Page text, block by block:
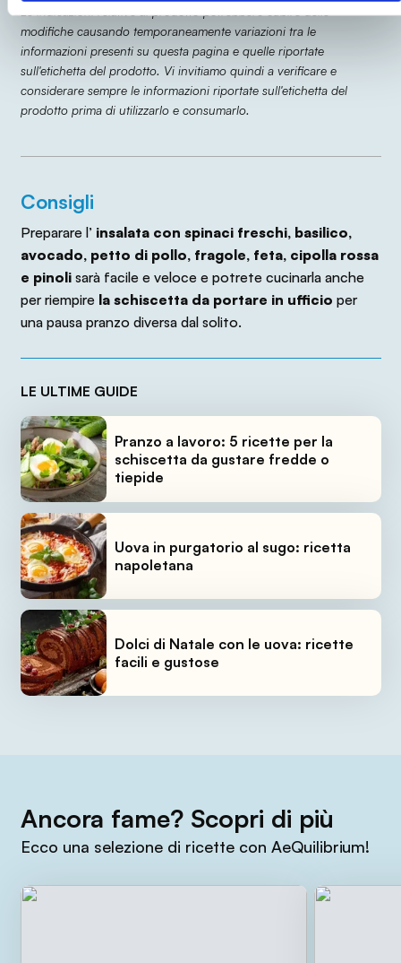
modifiche causando temporaneamente variazioni tra le
informazioni presenti su questa pagina e quelle riportate
sull'etichetta del prodotto. Vi invitiamo quindi a verificare e
considerare sempre le informazioni riportate sull'etichetta del
prodotto prima di utilizzarlo e consumarlo.
Consigli
Preparare l’insalata con spinaci freschi, basilico,
avocado, petto di pollo, fragole, feta, cipolla rossa
e pinoli sarà facile e veloce e potrete cucinarla anche
per riempire la schiscetta da portare in ufficio per
una pausa pranzo diversa dal solito.
LE ULTIME GUIDE
Pranzo a lavoro: 5 ricette per la
schiscetta da gustare fredde o
tiepide
Uova in purgatorio al sugo: ricetta
napoletana
Dolci di Natale con le uova: ricette
facili e gustose
Ancora fame? Scopri di più
Ecco una selezione di ricette con AeQuilibrium!